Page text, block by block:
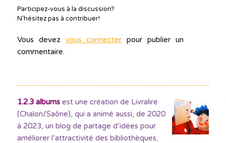
Participez-vous à la discussion?
N'hésitez pas à contribuer!
Vous devez vous connecter pour publier un
commentaire.
1.2.3 albumsest une création de Livralire
(Chalon/Saône), qui a animé aussi, de 2020
à 2023, un blog de partage d’idées pour
améliorer l’attractivité des bibliothèques,